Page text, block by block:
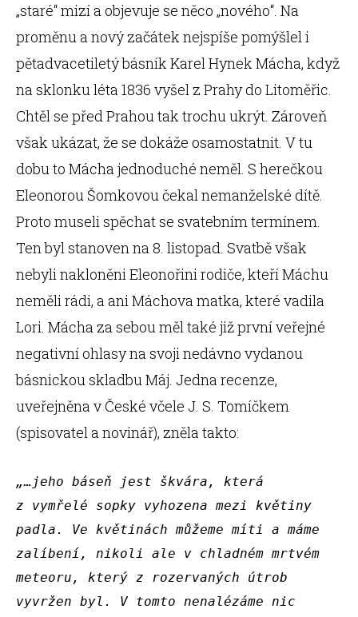
„staré“ mizí a objevuje se něco „nového“. Na
proměnu a nový začátek nejspíše pomýšlel i
pětadvacetiletý básník Karel Hynek Mácha, když
na sklonku léta 1836 vyšel z Prahy do Litoměřic.
Chtěl se před Prahou tak trochu ukrýt. Zároveň
však ukázat, že se dokáže osamostatnit. V tu
dobu to Mácha jednoduché neměl. S herečkou
Eleonorou Šomkovou čekal nemanželské dítě.
Proto museli spěchat se svatebním termínem.
Ten byl stanoven na 8. listopad. Svatbě však
nebyli nakloněni Eleonořini rodiče, kteří Máchu
neměli rádi, a ani Máchova matka, které vadila
Lori. Mácha za sebou měl také již první veřejné
negativní ohlasy na svoji nedávno vydanou
básnickou skladbu Máj. Jedna recenze,
uveřejněna v České včele J. S. Tomíčkem
(spisovatel a novinář), zněla takto:
„…jeho báseň jest škvára, která
z vymřelé sopky vyhozena mezi květiny
padla. Ve květinách můžeme míti a máme
zalíbení, nikoli ale v chladném mrtvém
meteoru, který z rozervaných útrob
vyvržen byl. V tomto nenalézáme nic